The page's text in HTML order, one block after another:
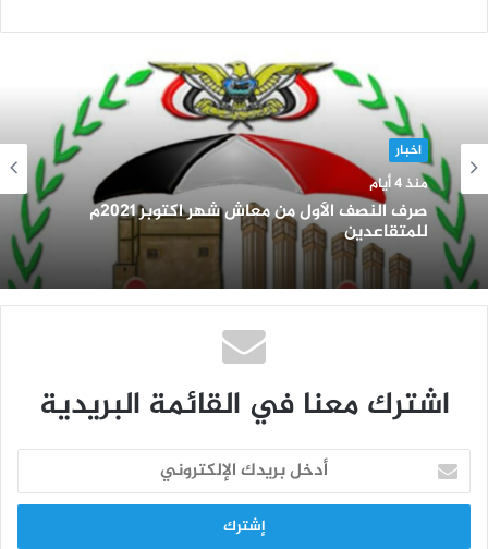
اخبار
منذ 4 أيام
صرف النصف الأول من معاش شهر اكتوبر 2021م
للمتقاعدين
اشترك معنا في القائمة البريدية
خ